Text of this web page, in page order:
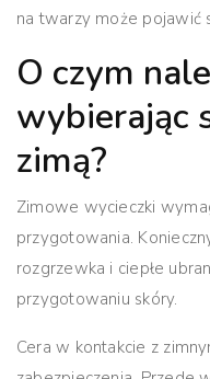
na twarzy może pojawić
O czym
wybierając
zimą?
Zimowe wycieczki
przygotowania.
rozgrzewka i ciepłe
przygotowaniu skóry.
Cera w kontakcie z